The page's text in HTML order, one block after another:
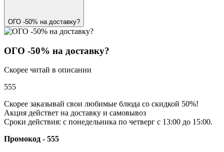
ОГО -50% на доставку?
ОГО -50% на доставку?
Скорее читай в описании
555
Скорее заказывай свои любимые блюда со скидкой 50%!
Акция действет на доставку и самовывоз
Сроки действия: с понедельника по четверг с 13:00 до 15:00.
Промокод - 555